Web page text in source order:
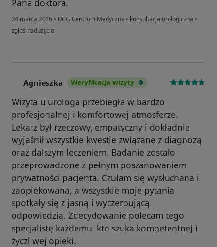
Pana doktora.
24 marca 2026 • DCG Centrum Medyczne • konsultacja urologiczna •
w opinii użytkownika Katarzyna
zgłoś nadużycie
Agnieszka Weryfikacja wizyty
Wizyta u urologa przebiegła w bardzo
profesjonalnej i komfortowej atmosferze.
Lekarz był rzeczowy, empatyczny i dokładnie
wyjaśnił wszystkie kwestie związane z diagnozą
oraz dalszym leczeniem. Badanie zostało
przeprowadzone z pełnym poszanowaniem
prywatności pacjenta. Czułam się wysłuchana i
zaopiekowana, a wszystkie moje pytania
spotkały się z jasną i wyczerpującą
odpowiedzią. Zdecydowanie polecam tego
specjalistę każdemu, kto szuka kompetentnej i
życzliwej opieki.